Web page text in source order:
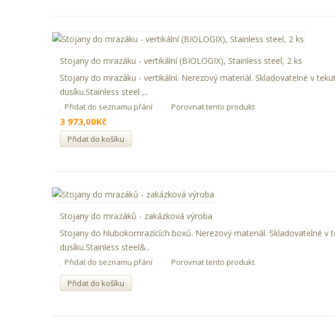
Stojany do mrazáku - vertikální (BIOLOGIX), Stainless steel, 2 ks
Stojany do mrazáku - vertikální. Nerezový materiál. Skladovatelné v
dusíku.Stainless steel ,..
Přidat do seznamu přání Porovnat tento produkt
3 973,00Kč
Přidat do košíku
Stojany do mrazáků - zakázková výroba
Stojany do hlubokomrazících boxů. Nerezový materiál. Skladovatelné v
dusíku.Stainless steel&..
Přidat do seznamu přání
Porovnat tento produkt
Přidat do košíku